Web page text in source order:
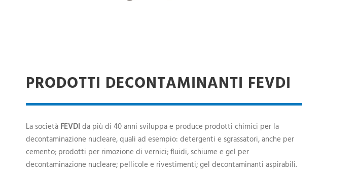
PRODOTTI DECONTAMINANTI FEVDI
La società FEVDI da più di 40 anni sviluppa e produce prodotti chimici per la
decontaminazione nucleare, quali ad esempio: detergenti e sgrassatori, anche per
cemento; prodotti per rimozione di vernici; fluidi, schiume e gel per
decontaminazione nucleare; pellicole e rivestimenti; gel decontaminanti aspirabili.